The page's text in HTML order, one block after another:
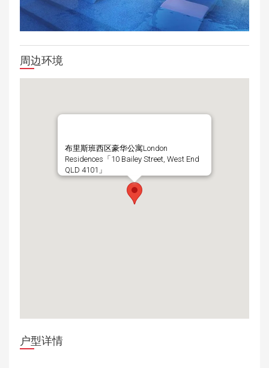
周边环境
布里斯班西区豪华公寓London
Residences「10 Bailey Street, West End
QLD 4101」
户型详情